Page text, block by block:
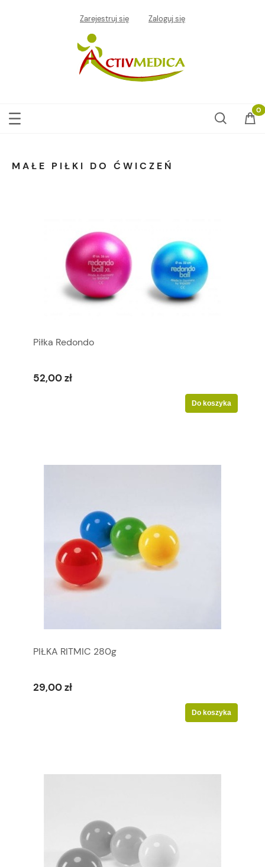
Zarejestruj się Zaloguj się
MAŁE PIŁKI DO ĆWICZEŃ
Piłka Redondo
52,00 zł
Do koszyka
PIŁKA RITMIC 280g
29,00 zł
Do koszyka